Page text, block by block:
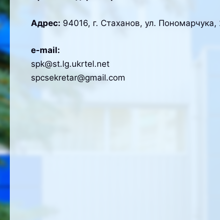
Адрес: 94016, г. Стаханов, ул. Пономарчука,
e-mail:
spk@st.lg.ukrtel.net
spсsekretar@gmail.com